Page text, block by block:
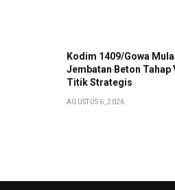
Kodim 1409/Gowa
Jembatan Beton Tahap
Titik Strategis
AGUSTUS 6, 2026